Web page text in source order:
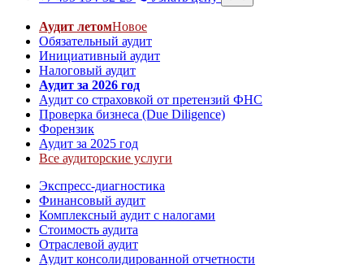
Аудит летомНовое
Обязательный аудит
Инициативный аудит
Налоговый аудит
Аудит за 2026 год
Аудит со страховкой от претензий ФНС
Проверка бизнеса (Due Diligence)
Форензик
Аудит за 2025 год
Все аудиторские услуги
Экспресс-диагностика
Финансовый аудит
Комплексный аудит с налогами
Стоимость аудита
Отраслевой аудит
Аудит консолидированной отчетности